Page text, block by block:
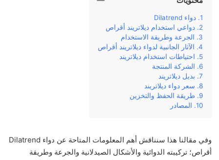
دواء Dilatrend
دواعي استخدام ديلاتريند أقراص
الجرعة وطريقة الاستخدام
الآثار الجانبية لدواء ديلاتريند أقراص
احتياطات استخدام ديلاتريند
الشركة المنتجة
بديل ديلاتريند
سعر دواء ديلاتريند
طريقة الحفظ والتخزين
المصادر
وفي‌ ‌مقالنا‌ ‌هذا‌ ‌سنناقش‌ ‌أهم‌ ‌المعلومات‌ ‌المتاحة‌ ‌عن‌ دواء Dilatrend
أقراص؛‌ ‌تركيبته‌ ‌الدوائية‌ والأشكال الصيدلانية ‌والجرعة‌ ‌وطريقة‌